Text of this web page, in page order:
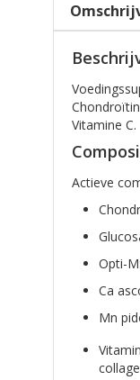
Vitamine C.
Actieve
Opti-
Ca
Mn